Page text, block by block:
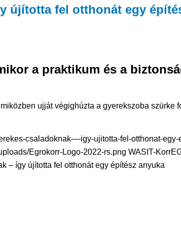
újította fel otthonát egy
a praktikum és a
ujját végighúzta a gyerekszoba szürke
csaladoknak-–-igy-ujitotta-fel-otthonat-egy-
Egrokorr-Logo-2022-rs.png WASIT-
– így újította fel otthonát egy építész anyuka